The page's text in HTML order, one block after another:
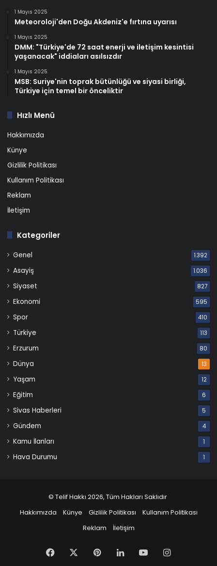
1 Mayıs 2025
Meteoroloji'den Doğu Akdeniz'e fırtına uyarısı
1 Mayıs 2025
DMM: "Türkiye'de 72 saat enerji ve iletişim kesintisi
yaşanacak" iddiaları asılsızdır
1 Mayıs 2025
MSB: Suriye'nin toprak bütünlüğü ve siyasi birliği,
Türkiye için temel bir önceliktir
Hızlı Menü
Hakkımızda
Künye
Gizlilik Politikası
Kullanım Politikası
Reklam
İletişim
Kategoriler
Genel 1.392
Asayiş 1.036
Siyaset 827
Ekonomi 595
Spor 410
Türkiye 113
Erzurum 80
Dünya 13
Yaşam 12
Eğitim 6
Sivas Haberleri 5
Gündem 4
Kamu İlanları 1
Hava Durumu 1
© Telif Hakkı 2026, Tüm Hakları Saklıdır
Hakkımızda
Künye Gizlilik Politikası
Kullanım Politikası
Reklam
İletişim
Facebook PinterestLinkedInYouTubeInstagram